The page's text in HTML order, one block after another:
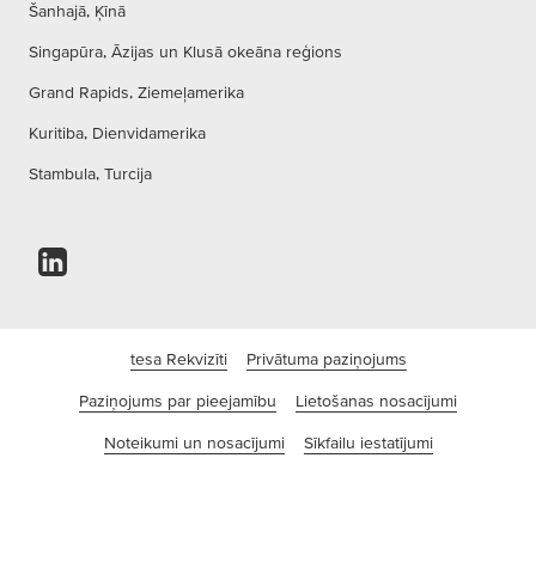
Šanhajā, Ķīnā
Singapūra, Āzijas un Klusā okeāna reģions
Grand Rapids, Ziemeļamerika
Kuritiba, Dienvidamerika
Stambula, Turcija
tesa Rekvizīti Privātuma paziņojums
Paziņojums par pieejamību Lietošanas nosacījumi
Noteikumi un nosacījumi Sīkfailu iestatījumi